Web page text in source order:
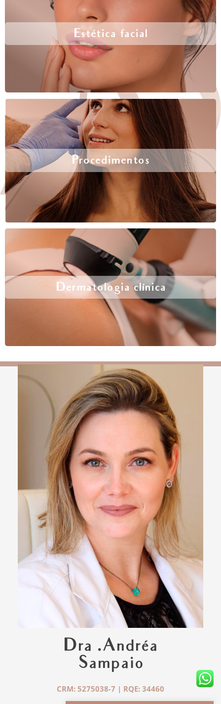
Estética facial
Procedimentos
Dermatologia clínica
Dra .Andréa
Sampaio
CRM: 5275038-7 | RQE: 34460